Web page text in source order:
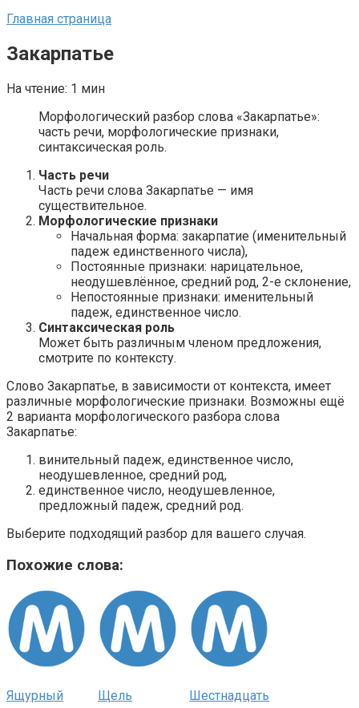
Главная страница
Закарпатье
На чтение: 1 мин
Морфологический разбор слова «Закарпатье»:
часть речи, морфологические признаки,
синтаксическая роль.
Часть речи
Часть речи слова Закарпатье — имя
существительное.
Морфологические признаки
Начальная форма: закарпатие (именительный
падеж единственного числа),
Постоянные признаки: нарицательное,
неодушевлённое, средний род, 2-е склонение,
Непостоянные признаки: именительный
падеж, единственное число.
Синтаксическая роль
Может быть различным членом предложения,
смотрите по контексту.
Слово Закарпатье, в зависимости от контекста, имеет
различные морфологические признаки. Возможны ещё
2 варианта морфологического разбора слова
Закарпатье:
винительный падеж, единственное число,
неодушевленное, средний род,
единственное число, неодушевленное,
предложный падеж, средний род.
Выберите подходящий разбор для вашего случая.
Похожие слова:
Ящурный Щель Шестнадцать